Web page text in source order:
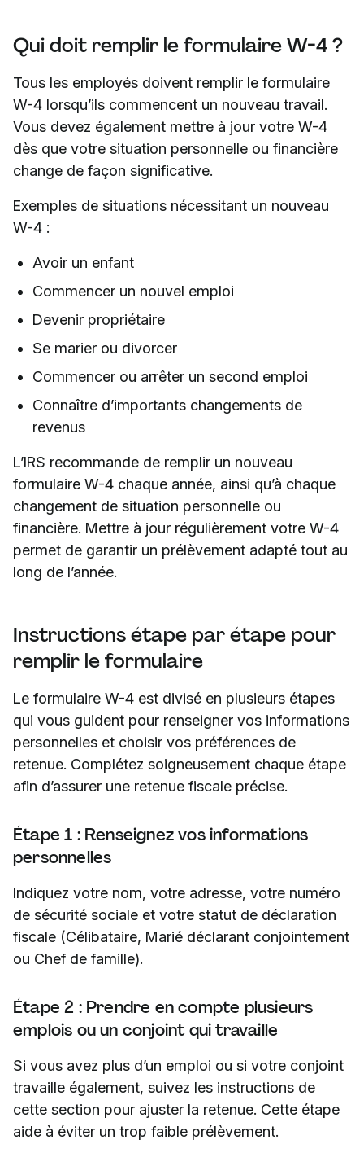
Qui doit remplir le formulaire W-4 ?
Tous les employés doivent remplir le formulaire
W-4 lorsqu’ils commencent un nouveau travail.
Vous devez également mettre à jour votre W-4
dès que votre situation personnelle ou financière
change de façon significative.
Exemples de situations nécessitant un nouveau
W-4 :
Avoir un enfant
Commencer un nouvel emploi
Devenir propriétaire
Se marier ou divorcer
Commencer ou arrêter un second emploi
Connaître d’importants changements de
revenus
L’IRS recommande de remplir un nouveau
formulaire W-4 chaque année, ainsi qu’à chaque
changement de situation personnelle ou
financière. Mettre à jour régulièrement votre W-4
permet de garantir un prélèvement adapté tout au
long de l’année.
Instructions étape par étape pour
remplir le formulaire
Le formulaire W-4 est divisé en plusieurs étapes
qui vous guident pour renseigner vos informations
personnelles et choisir vos préférences de
retenue. Complétez soigneusement chaque étape
afin d’assurer une retenue fiscale précise.
Étape 1 : Renseignez vos informations
personnelles
Indiquez votre nom, votre adresse, votre numéro
de sécurité sociale et votre statut de déclaration
fiscale (Célibataire, Marié déclarant conjointement
ou Chef de famille).
Étape 2 : Prendre en compte plusieurs
emplois ou un conjoint qui travaille
Si vous avez plus d’un emploi ou si votre conjoint
travaille également, suivez les instructions de
cette section pour ajuster la retenue. Cette étape
aide à éviter un trop faible prélèvement.